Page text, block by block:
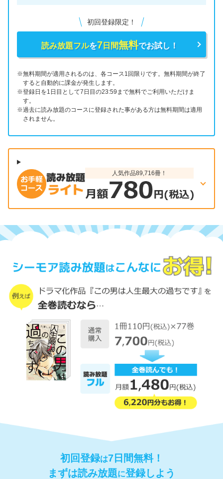
初回登録限定！
読み放題フルを7日間無料でお試し！
※無料期間が適用されるのは、各コース1回限りです。無料期間が終了
すると自動的に課金が発生します。
※登録日を1日目として7日目の23:59まで無料でご利用いただけま
す。
※過去に読み放題のコースに登録された事がある方は無料期間は適用
されません。
人気作品89,716冊！
初回登録は7日間無料！
まずは読み放題に登録しよう